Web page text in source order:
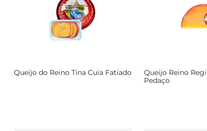
Queijo do Reino Tina Cuia Fatiado
Queijo Reino
Pedaço